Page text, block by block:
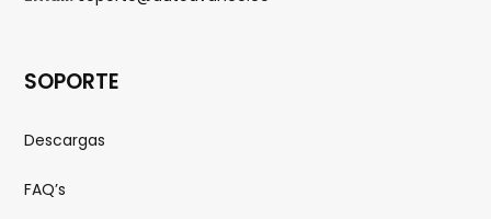
SOPORTE
Descargas
FAQ’s